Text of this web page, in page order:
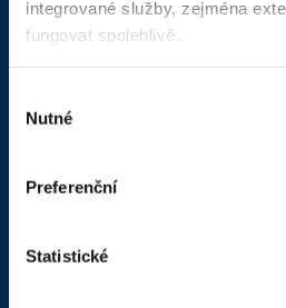
integrované služby, zejména
fungovat spolehlivě.
souhlasu
Nutné
Preferenční
Statistické
Dokumenty a formuláře
Advokátní deník